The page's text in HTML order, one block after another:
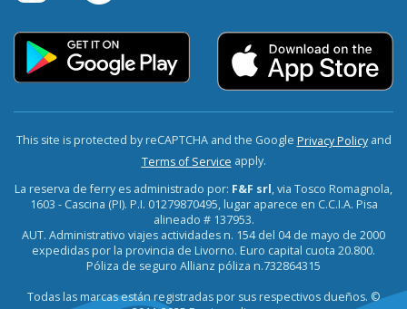
This site is protected by reCAPTCHA and the Google Privacy Policyand
Terms of Service apply.
La reserva de ferry es administrado por: F&F srl, via Tosco Romagnola,
1603 - Cascina (PI). P.I. 01279870495, lugar aparece en C.C.I.A. Pisa
alineado # 137953.
AUT. Administrativo viajes actividades n. 154 del 04 de mayo de 2000
expedidas por la provincia de Livorno. Euro capital cuota 20.800.
Póliza de seguro Allianz póliza n.732864315
Todas las marcas están registradas por sus respectivos dueños. ©